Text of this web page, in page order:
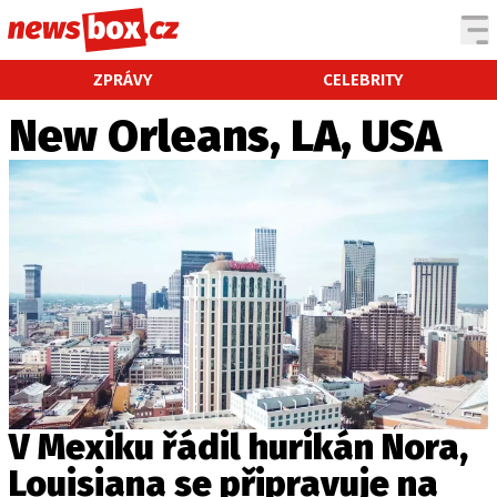
ZPRÁVY CELEBRITY
ZAHRANIČÍ
POČASÍ
KRIMI
KULTURA
SPOLEČNOST
SPORT
ČESKÉ CELEBRITY
SVĚTOVÉ CELEBRITY
SLEDUJTE NÁS NA|
Máte příběh, fotku nebo video?
New Orleans, LA, USA
V Mexiku řádil hurikán Nora,
Louisiana se připravuje na